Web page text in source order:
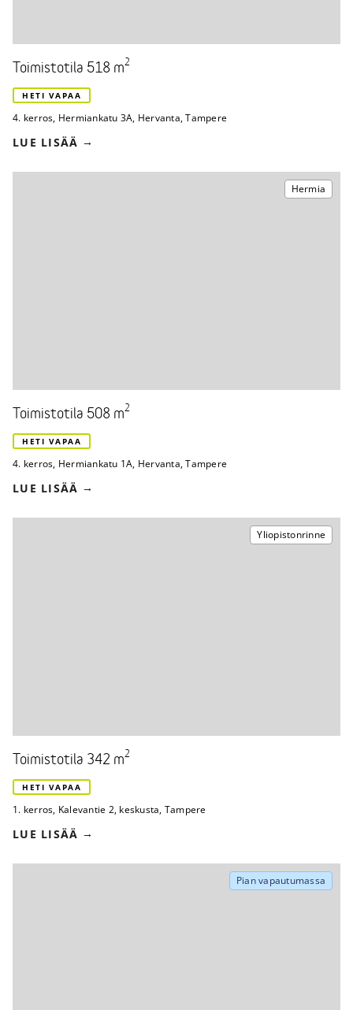
Toimistotila 518 m2
HETI VAPAA
4. kerros, Hermiankatu 3A, Hervanta, Tampere
LUE LISÄÄ
Hermia
Toimistotila 508 m2
HETI VAPAA
4. kerros, Hermiankatu 1A, Hervanta, Tampere
LUE LISÄÄ
Yliopistonrinne
Toimistotila 342 m2
HETI VAPAA
1. kerros, Kalevantie 2, keskusta, Tampere
LUE LISÄÄ
Pian vapautumassa